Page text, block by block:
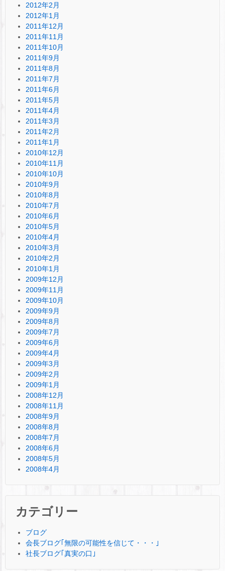
2012年2月
2012年1月
2011年12月
2011年11月
2011年10月
2011年9月
2011年8月
2011年7月
2011年6月
2011年5月
2011年4月
2011年3月
2011年2月
2011年1月
2010年12月
2010年11月
2010年10月
2010年9月
2010年8月
2010年7月
2010年6月
2010年5月
2010年4月
2010年3月
2010年2月
2010年1月
2009年12月
2009年11月
2009年10月
2009年9月
2009年8月
2009年7月
2009年6月
2009年4月
2009年3月
2009年2月
2009年1月
2008年12月
2008年11月
2008年9月
2008年8月
2008年7月
2008年6月
2008年5月
2008年4月
カテゴリー
ブログ
会長ブログ｢無限の可能性を信じて・・・｣
社長ブログ｢真実の口｣